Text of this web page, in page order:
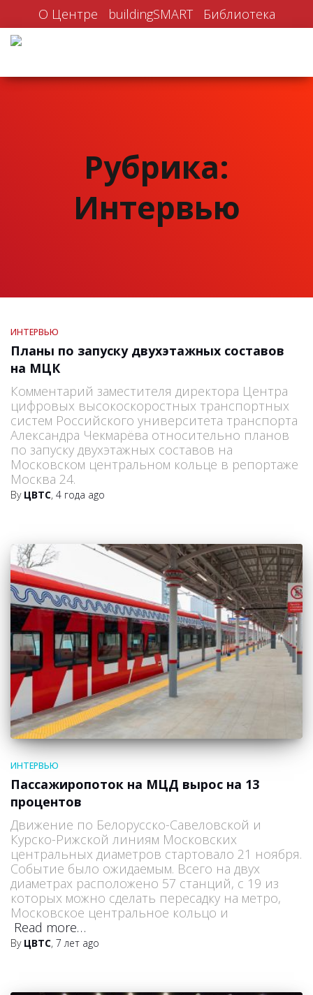
О Центре buildingSMART Библиотека
Рубрика:
Интервью
ИНТЕРВЬЮ
Планы по запуску двухэтажных составов
на МЦК
Комментарий заместителя директора Центра
цифровых высокоскоростных транспортных
систем Российского университета транспорта
Александра Чекмарёва относительно планов
по запуску двухэтажных составов на
Московском центральном кольце в репортаже
Москва 24.
By ЦВТС, 4 года ago
ИНТЕРВЬЮ
Пассажиропоток на МЦД вырос на 13
процентов
Движение по Белорусско-Савеловской и
Курско-Рижской линиям Московских
центральных диаметров стартовало 21 ноября.
Событие было ожидаемым. Всего на двух
диаметрах расположено 57 станций, с 19 из
которых можно сделать пересадку на метро,
Московское центральное кольцо и
Read more…
By ЦВТС, 7 лет ago